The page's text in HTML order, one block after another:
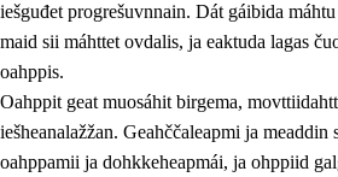
iešguđet progrešuvnnain. Dát gáibida
maid sii máhttet ovdalis, ja eaktuda lagas
oahppis.
Oahppit geat muosáhit birgema,
iešheanalažžan. Geahččaleapmi ja meaddin
oahppamii ja dohkkeheapmái, ja ohppiid